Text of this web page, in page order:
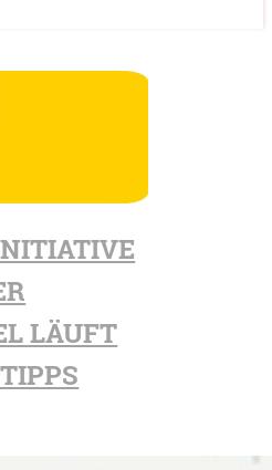
LÄUFT